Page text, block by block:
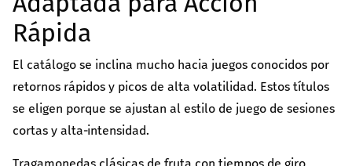
Rápida
El catálogo se inclina mucho hacia juegos conocidos por
retornos rápidos y picos de alta volatilidad. Estos títulos
se eligen porque se ajustan al estilo de juego de sesiones
cortas y alta‑intensidad.